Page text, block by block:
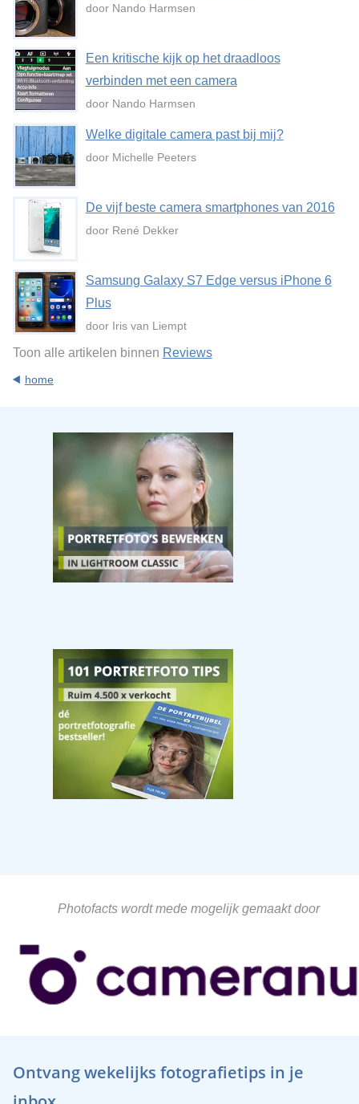
door Nando Harmsen
Een kritische kijk op het draadloos
verbinden met een camera
door Nando Harmsen
Welke digitale camera past bij mij?
door Michelle Peeters
De vijf beste camera smartphones van 2016
door René Dekker
Samsung Galaxy S7 Edge versus iPhone 6
Plus
door Iris van Liempt
Toon alle artikelen binnen Reviews
home
Photofacts wordt mede mogelijk gemaakt door
Ontvang wekelijks fotografietips in je